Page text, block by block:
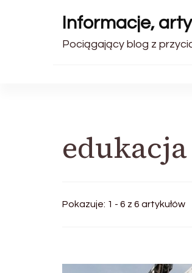
Informacje,
Pociągający blog z
edukacja
Pokazuje: 1 - 6 z 6 artykułów